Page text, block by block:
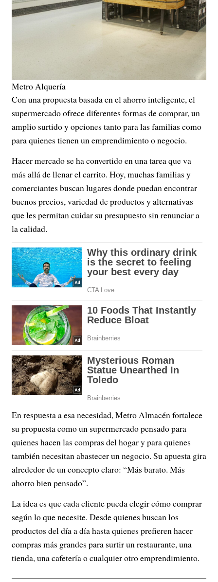
Metro Alquería
Con una propuesta basada en el ahorro inteligente, el
supermercado ofrece diferentes formas de comprar, un
amplio surtido y opciones tanto para las familias como
para quienes tienen un emprendimiento o negocio.
Hacer mercado se ha convertido en una tarea que va
más allá de llenar el carrito. Hoy, muchas familias y
comerciantes buscan lugares donde puedan encontrar
buenos precios, variedad de productos y alternativas
que les permitan cuidar su presupuesto sin renunciar a
la calidad.
En respuesta a esa necesidad, Metro Almacén fortalece
su propuesta como un supermercado pensado para
quienes hacen las compras del hogar y para quienes
también necesitan abastecer un negocio. Su apuesta gira
alrededor de un concepto claro: “Más barato. Más
ahorro bien pensado”.
La idea es que cada cliente pueda elegir cómo comprar
según lo que necesite. Desde quienes buscan los
productos del día a día hasta quienes prefieren hacer
compras más grandes para surtir un restaurante, una
tienda, una cafetería o cualquier otro emprendimiento.